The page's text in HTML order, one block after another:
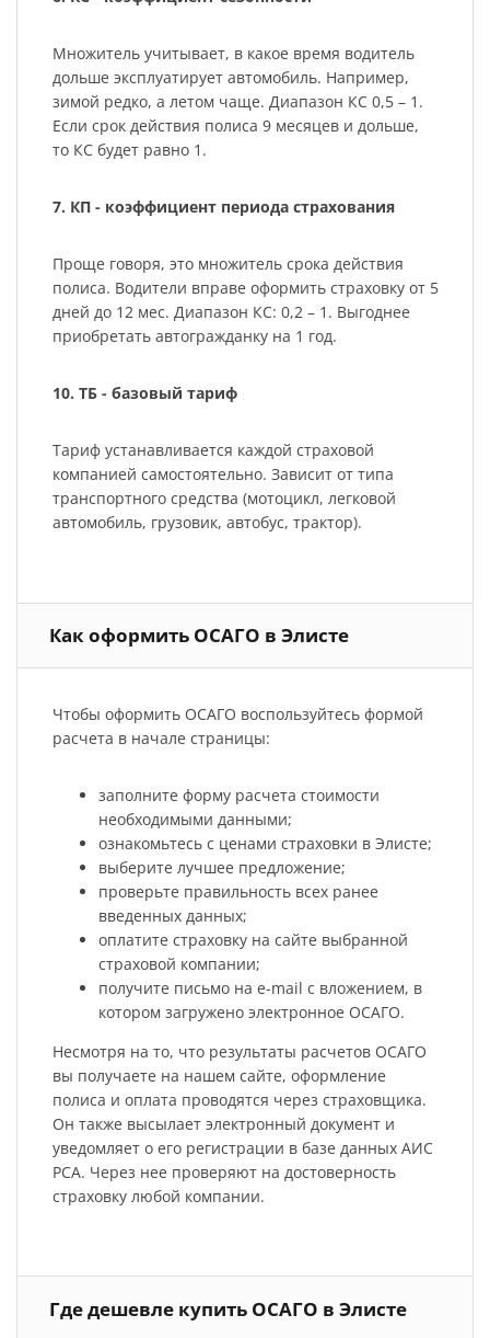
Множитель учитывает, в какое время водитель
дольше эксплуатирует автомобиль. Например,
зимой редко, а летом чаще. Диапазон КС 0,5 – 1.
Если срок действия полиса 9 месяцев и дольше,
то КС будет равно 1.
7. КП - коэффициент периода страхования
Проще говоря, это множитель срока действия
полиса. Водители вправе оформить страховку от 5
дней до 12 мес. Диапазон КС: 0,2 – 1. Выгоднее
приобретать автогражданку на 1 год.
10. ТБ - базовый тариф
Тариф устанавливается каждой страховой
компанией самостоятельно. Зависит от типа
транспортного средства (мотоцикл, легковой
автомобиль, грузовик, автобус, трактор).
Как оформить ОСАГО в Элисте
Чтобы оформить ОСАГО воспользуйтесь формой
расчета в начале страницы:
заполните форму расчета стоимости
необходимыми данными;
ознакомьтесь с ценами страховки в Элисте;
выберите лучшее предложение;
проверьте правильность всех ранее
введенных данных;
оплатите страховку на сайте выбранной
страховой компании;
получите письмо на e-mail с вложением, в
котором загружено электронное ОСАГО.
Несмотря на то, что результаты расчетов ОСАГО
вы получаете на нашем сайте, оформление
полиса и оплата проводятся через страховщика.
Он также высылает электронный документ и
уведомляет о его регистрации в базе данных АИС
РСА. Через нее проверяют на достоверность
страховку любой компании.
Где дешевле купить ОСАГО в Элисте